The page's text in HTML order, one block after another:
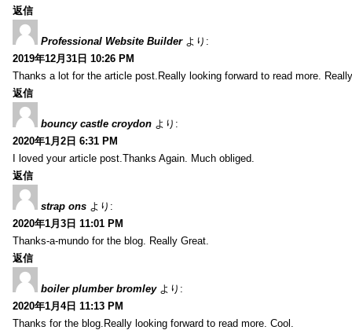
返信
Professional Website Builder より:
2019年12月31日 10:26 PM
Thanks a lot for the article post.Really looking forward to read more.
返信
bouncy castle croydon より:
2020年1月2日 6:31 PM
I loved your article post.Thanks Again. Much obliged.
返信
strap ons より:
2020年1月3日 11:01 PM
Thanks-a-mundo for the blog. Really Great.
返信
boiler plumber bromley より:
2020年1月4日 11:13 PM
Thanks for the blog.Really looking forward to read more. Cool.